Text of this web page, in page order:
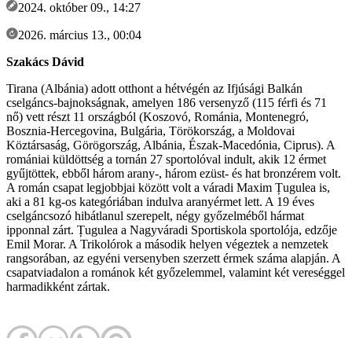
2024. október 09., 14:27
2026. március 13., 00:04
Szakács Dávid
Tirana (Albánia) adott otthont a hétvégén az Ifjúsági Balkán
cselgáncs-bajnokságnak, amelyen 186 versenyző (115 férfi és 71
nő) vett részt 11 országból (Koszovó, Románia, Montenegró,
Bosznia-Hercegovina, Bulgária, Törökország, a Moldovai
Köztársaság, Görögország, Albánia, Észak-Macedónia, Ciprus). A
romániai küldöttség a tornán 27 sportolóval indult, akik 12 érmet
gyűjtöttek, ebből három arany-, három ezüst- és hat bronzérem volt.
A román csapat legjobbjai között volt a váradi Maxim Țugulea is,
aki a 81 kg-os kategóriában indulva aranyérmet lett. A 19 éves
cselgáncsozó hibátlanul szerepelt, négy győzelméből hármat
ipponnal zárt. Țugulea a Nagyváradi Sportiskola sportolója, edzője
Emil Morar. A Trikolórok a második helyen végeztek a nemzetek
rangsorában, az egyéni versenyben szerzett érmek száma alapján. A
csapatviadalon a románok két győzelemmel, valamint két vereséggel
harmadikként zártak.